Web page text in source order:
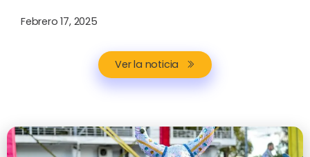
Febrero 17, 2025
Ver la noticia